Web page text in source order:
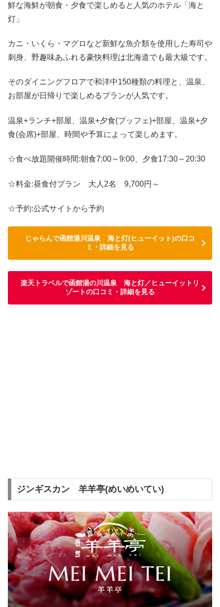
鮮な海鮮が朝食・夕食で楽しめると人気のホテル「海と
灯」
カニ・いくら・マグロなど新鮮な魚介類を使用した寿司や
刺身、野趣味あふれる豪快料理は北海道でも最大級です。
そのダイニングフロアで和洋中150種類の料理と、温泉、
お部屋が日帰りで楽しめるプランが人気です。
温泉+ランチ+部屋、温泉+夕食(ブッフェ)+部屋、温泉+夕
食(会席)+部屋、時間や予算によって楽しめます。
☆食べ放題開催時間:朝食7:00～9:00、夕食17:30～20:30
☆料金:昼食付プラン 大人2名 9,700円～
☆予約:公式サイトから予約
じゃらんで函館湯川温泉 海と灯(ヒューイット)の口コ
ミ・詳細を見る
楽天トラベルで函館湯の川温泉 海と灯／ヒューイットリ
ゾートの口コミ・詳細を見る
ジンギスカン 羊羊亭(めいめいてい)